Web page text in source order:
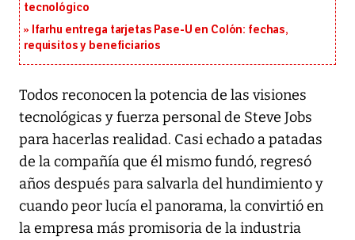
tecnológico
Ifarhu entrega tarjetas Pase-U en Colón: fechas,
requisitos y beneficiarios
Todos reconocen la potencia de las visiones
tecnológicas y fuerza personal de Steve Jobs
para hacerlas realidad. Casi echado a patadas
de la compañía que él mismo fundó, regresó
años después para salvarla del hundimiento y
cuando peor lucía el panorama, la convirtió en
la empresa más promisoria de la industria